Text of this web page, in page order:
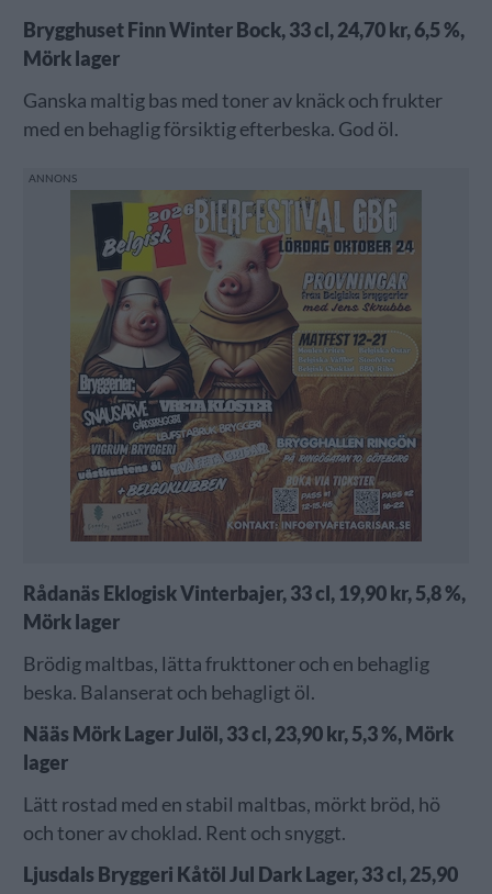
Brygghuset Finn Winter Bock, 33 cl, 24,70 kr, 6,5 %,
Mörk lager
Ganska maltig bas med toner av knäck och frukter
med en behaglig försiktig efterbeska. God öl.
Rådanäs Eklogisk Vinterbajer, 33 cl, 19,90 kr, 5,8 %,
Mörk lager
Brödig maltbas, lätta frukttoner och en behaglig
beska. Balanserat och behagligt öl.
Nääs Mörk Lager Julöl, 33 cl, 23,90 kr, 5,3 %, Mörk
lager
Lätt rostad med en stabil maltbas, mörkt bröd, hö
och toner av choklad. Rent och snyggt.
Ljusdals Bryggeri Kåtöl Jul Dark Lager, 33 cl, 25,90